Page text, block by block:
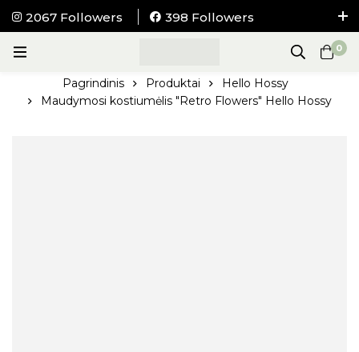
2067 Followers
398 Followers
paštomatus nuo 100Eur.
0
Pagrindinis Produktai
Hello Hossy
Maudymosi kostiumėlis "Retro Flowers" Hello Hossy